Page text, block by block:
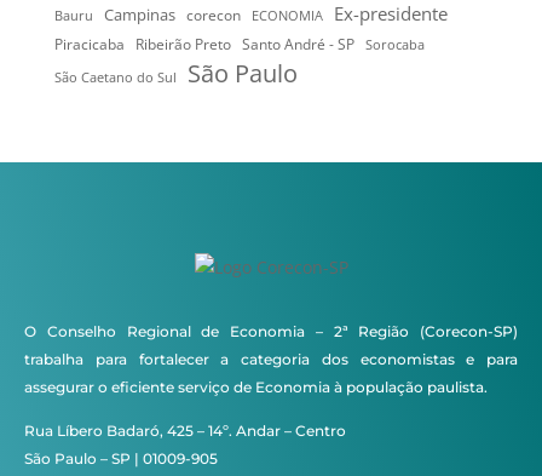
Bauru Campinas corecon ECONOMIA Ex-presidente
Piracicaba Ribeirão Preto Santo André - SP
Sorocaba
São Caetano do Sul
São Paulo
O Conselho Regional de Economia – 2ª Região (Corecon-SP)
trabalha para fortalecer a categoria dos economistas e para
assegurar o eficiente serviço de Economia à população paulista.
Rua Líbero Badaró, 425 – 14º. Andar – Centro
São Paulo – SP | 01009-905